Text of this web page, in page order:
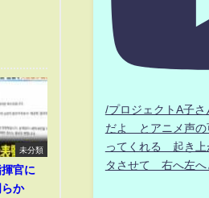
未分類
揮官に
か
/プロジェクトA子
だよ とアニメ声の
ってくれる 起き上
タさせて 右へ左へ